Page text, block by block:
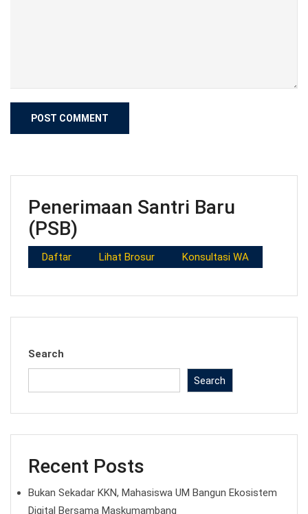
Penerimaan Santri Baru
(PSB)
Daftar Lihat Brosur Konsultasi WA
Search
Search
Recent Posts
Bukan Sekadar KKN, Mahasiswa UM Bangun Ekosistem
Digital Bersama Maskumambang